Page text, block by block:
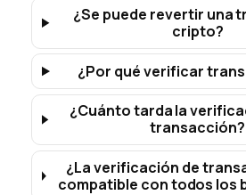
¿Se puede revertir una
cripto?
¿Por qué verificar
¿Cuánto tarda la
transacción?
¿La verificación de
compatible con todos los